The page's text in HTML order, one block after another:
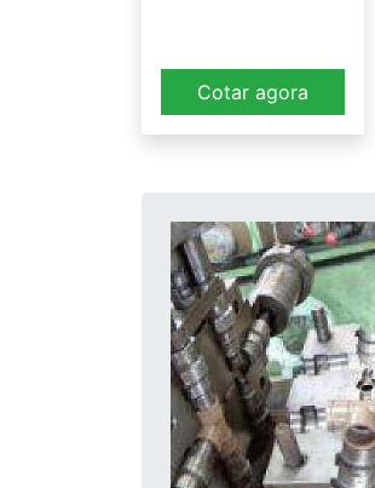
Cotar agora